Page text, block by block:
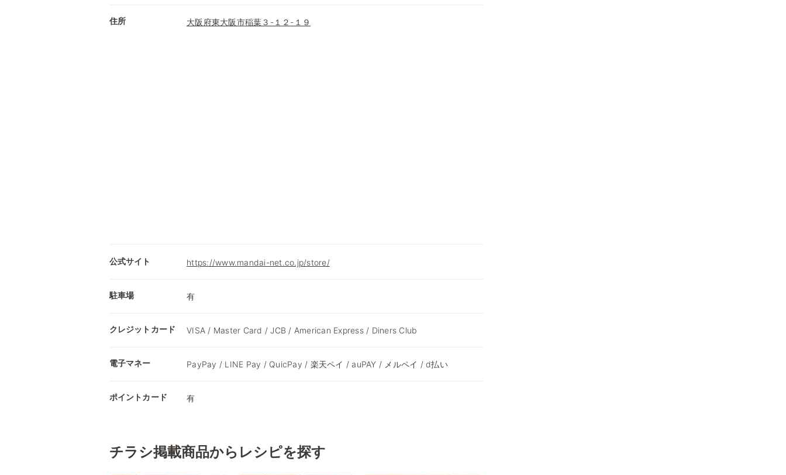
住所 大阪府東大阪市稲葉３-１２-１９
公式サイト https://www.mandai-net.co.jp/store/
駐車場 有
クレジットカード VISA / Master Card / JCB / American Express / Diners Club
電子マネー PayPay / LINE Pay / QuicPay / 楽天ペイ / auPAY / メルペイ / d払い
ポイントカード 有
チラシ掲載商品からレシピを探す